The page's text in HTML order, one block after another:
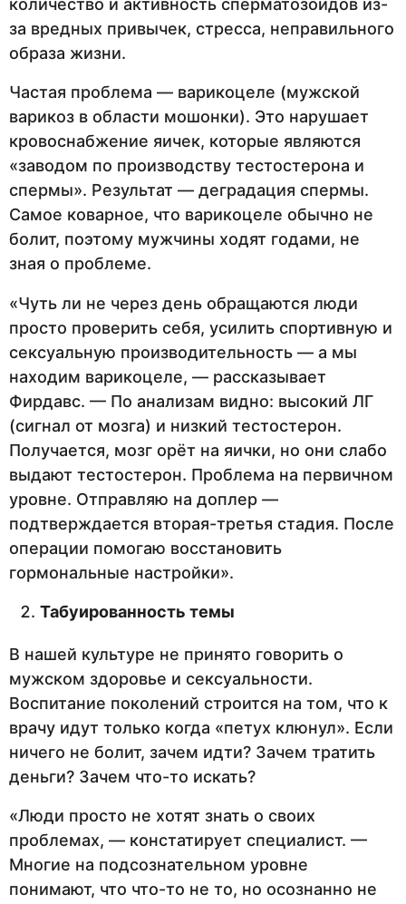
количество и активность сперматозоидов из-
за вредных привычек, стресса, неправильного
образа жизни.
Частая проблема — варикоцеле (мужской
варикоз в области мошонки). Это нарушает
кровоснабжение яичек, которые являются
«заводом по производству тестостерона и
спермы». Результат — деградация спермы.
Самое коварное, что варикоцеле обычно не
болит, поэтому мужчины ходят годами, не
зная о проблеме.
«Чуть ли не через день обращаются люди
просто проверить себя, усилить спортивную и
сексуальную производительность — а мы
находим варикоцеле, — рассказывает
Фирдавс. — По анализам видно: высокий ЛГ
(сигнал от мозга) и низкий тестостерон.
Получается, мозг орёт на яички, но они слабо
выдают тестостерон. Проблема на первичном
уровне. Отправляю на доплер —
подтверждается вторая-третья стадия. После
операции помогаю восстановить
гормональные настройки».
Табуированность темы
В нашей культуре не принято говорить о
мужском здоровье и сексуальности.
Воспитание поколений строится на том, что к
врачу идут только когда «петух клюнул». Если
ничего не болит, зачем идти? Зачем тратить
деньги? Зачем что-то искать?
«Люди просто не хотят знать о своих
проблемах, — констатирует специалист. —
Многие на подсознательном уровне
понимают, что что-то не то, но осознанно не